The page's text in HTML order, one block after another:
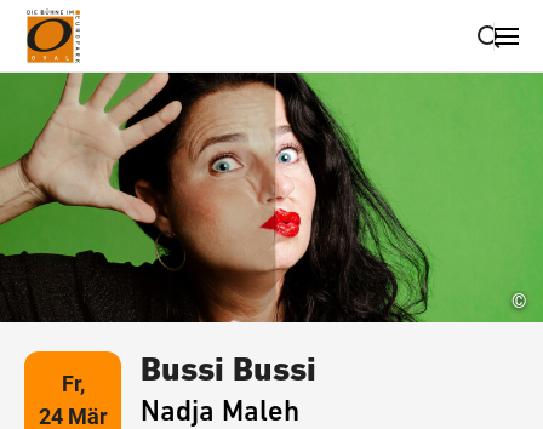
Wegbeschreibung erhalten
©
Fr,
24 Mär
Bussi Bussi
Nadja Maleh